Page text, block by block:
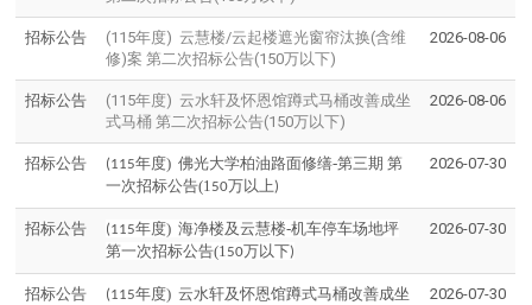
招标公告
(115年度) 云慧楼/云起楼遮光窗帘汰换(含维
修)案 第二次招标公告(150万以下)
2026-08-06
招标公告
(115年度) 云水轩及怀恩馆蹲式马桶改善成坐
式马桶 第二次招标公告(150万以下)
2026-08-06
招标公告 (115年度) 佛光大学柏油路面修缮-第三期 第
一次招标公告(1 50万以上)
2026-07-30
招标公告 (115年度) 海净楼及云慧楼-机车停车场地坪
第一次招标公告(1 50万以下)
2026-07-30
招标公告 (115年度) 云水轩及怀恩馆蹲式马桶改善成坐
2026-07-30